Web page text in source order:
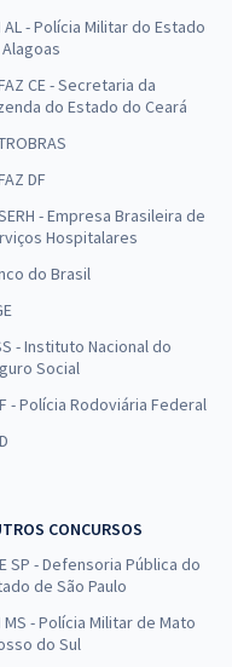
AL - Polícia Militar do Estado
CE - Secretaria da
do Estado do Ceará
DF
- Empresa Brasileira de
Hospitalares
do Brasil
- Instituto Nacional do
Social
- Polícia Rodoviária Federal
CONCURSOS
SP - Defensoria Pública do
de São Paulo
MS - Polícia Militar de Mato
do Sul